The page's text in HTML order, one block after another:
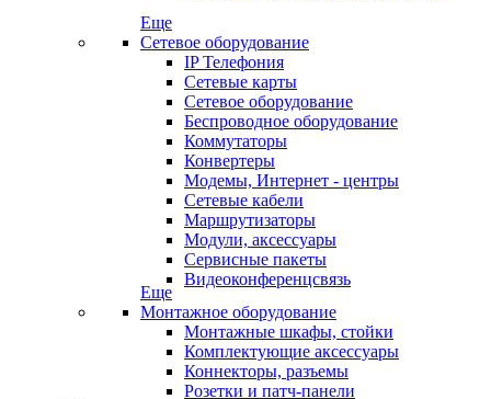
Еще
Сетевое оборудование
IP Телефония
Сетевые карты
Сетевое оборудование
Беспроводное оборудование
Коммутаторы
Конвертеры
Модемы, Интернет - центры
Сетевые кабели
Маршрутизаторы
Модули, аксессуары
Сервисные пакеты
Видеоконференцсвязь
Еще
Монтажное оборудование
Монтажные шкафы, стойки
Комплектующие аксессуары
Коннекторы, разъемы
Розетки и патч-панели